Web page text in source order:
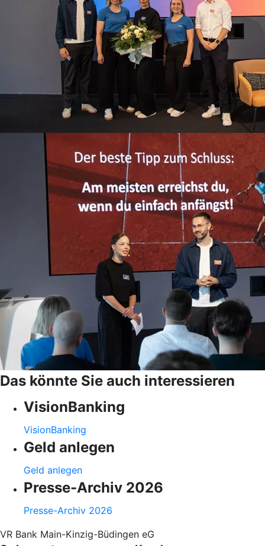
Das könnte Sie auch interessieren
VisionBanking
VisionBanking
Geld anlegen
Geld anlegen
Presse-Archiv 2026
Presse-Archiv 2026
VR Bank Main-Kinzig-Büdingen eG